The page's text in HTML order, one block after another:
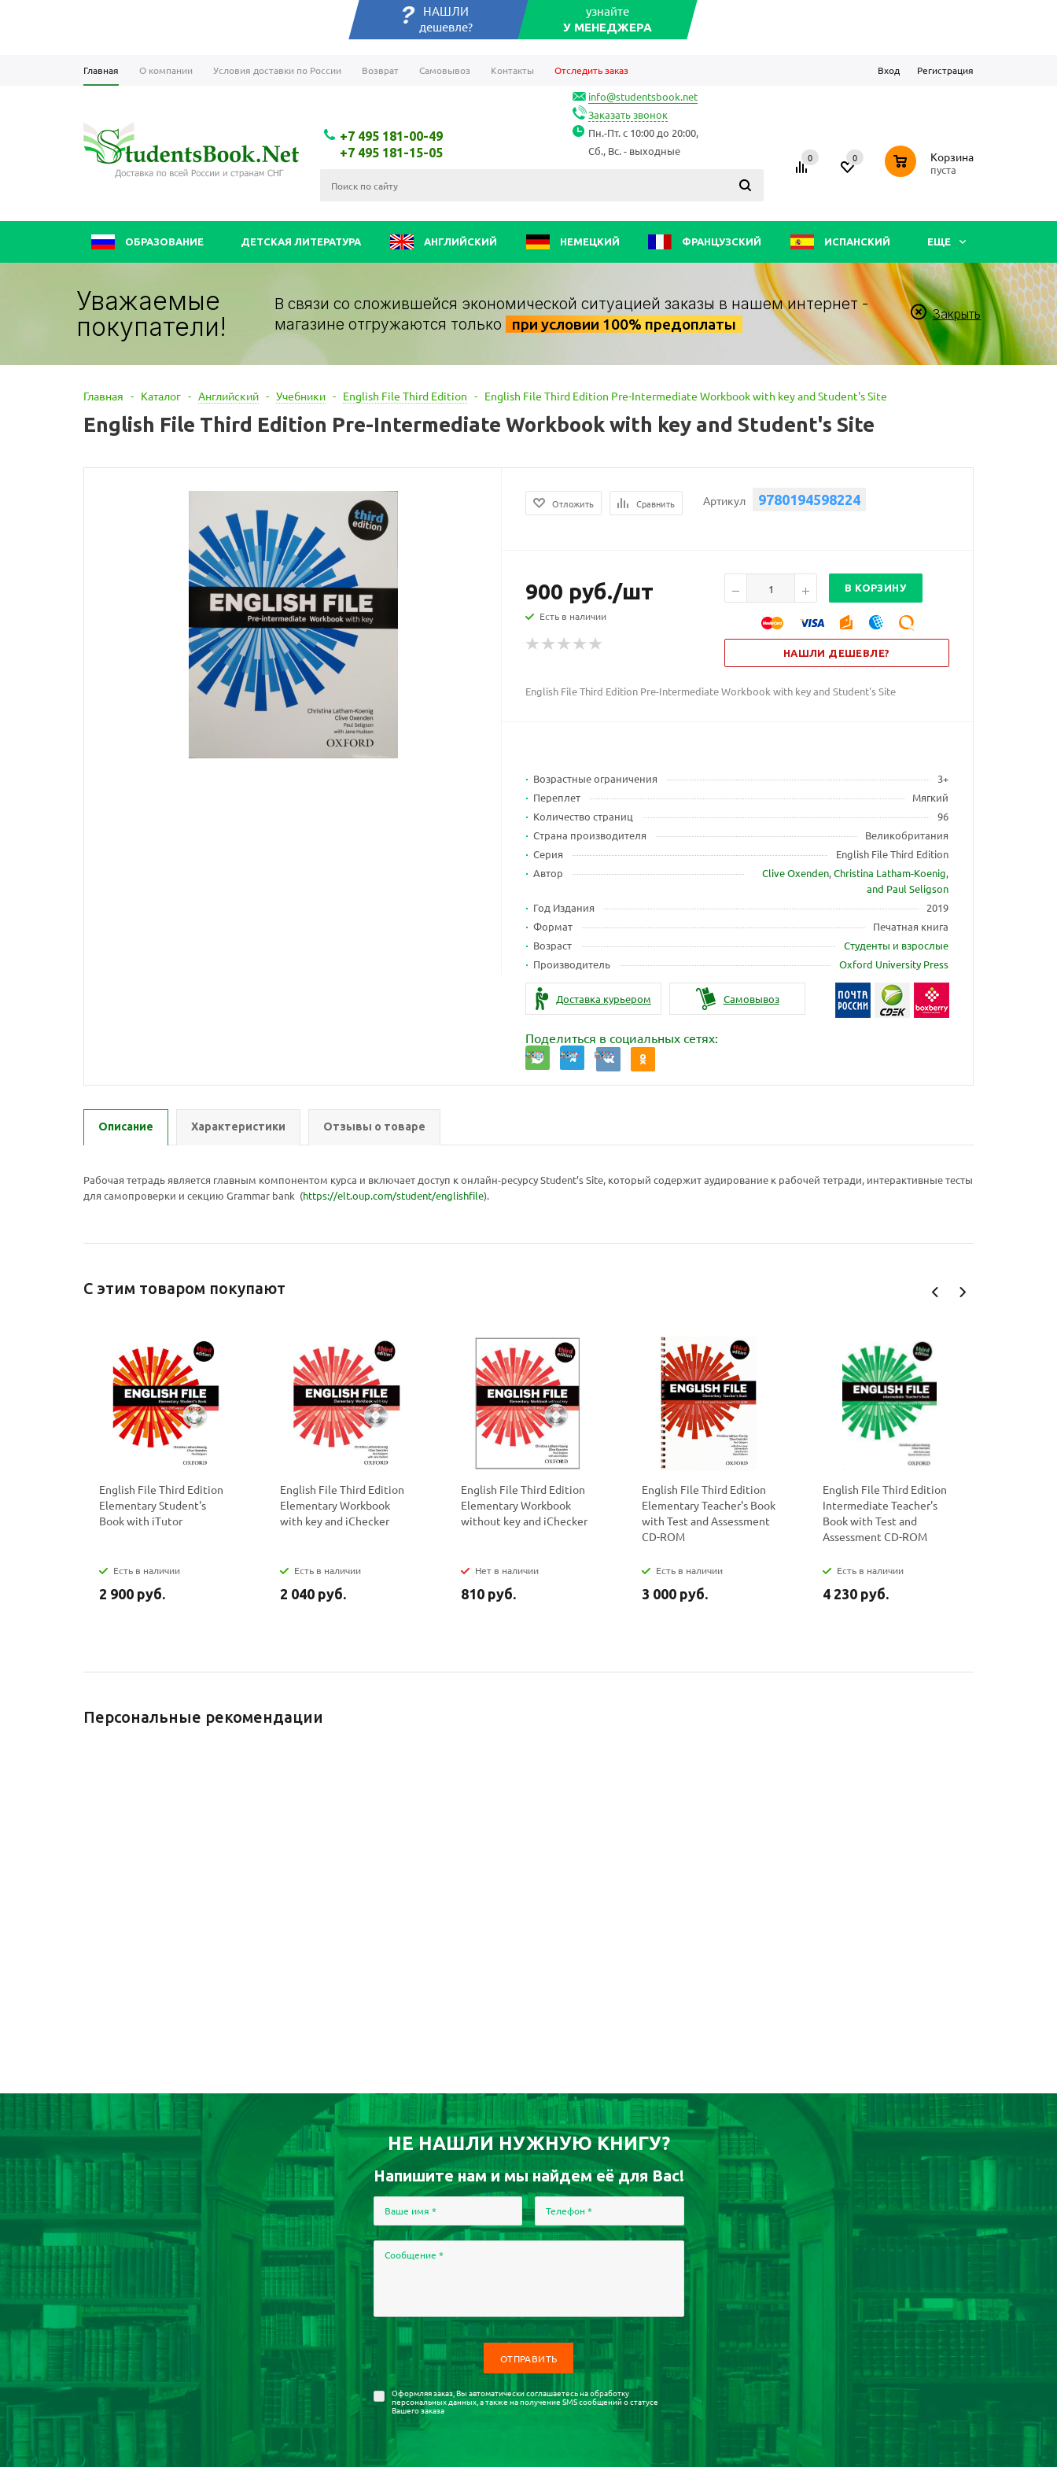
НАШЛИ
дешевле?
узнайте
У МЕНЕДЖЕРА
Главная О компании Условия доставки по России Возврат Самовывоз Контакты Отследить заказ Вход Регистрация
+7 495 181-00-49
+7 495 181-15-05
info@studentsbook.net
Заказать звонок
Пн.-Пт. с 10:00 до 20:00,
Сб., Вс. - выходные
0 0 0 Корзина
пуста
ОБРАЗОВАНИЕ ДЕТСКАЯ ЛИТЕРАТУРА АНГЛИЙСКИЙ НЕМЕЦКИЙ ФРАНЦУЗСКИЙ ИСПАНСКИЙ ЕЩЕ
Уважаемые
покупатели!
В связи со сложившейся экономической ситуацией заказы в нашем интернет -
магазине отгружаются только
при условии 100% предоплаты
Закрыть
Главная - Каталог - Английский - Учебники - English File Third Edition - English File Third Edition Pre-Intermediate Workbook with key and Student's Site
English File Third Edition Pre-Intermediate Workbook with key and Student's Site
Отложить Сравнить Артикул 9780194598224
900 руб./шт
Есть в наличии
В КОРЗИНУ
НАШЛИ ДЕШЕВЛЕ?
English File Third Edition Pre-Intermediate Workbook with key and Student's Site
Возрастные ограничения
3+
Переплет
Мягкий
Количество страниц
96
Страна производителя
Великобритания
Серия
English File Third Edition
Автор
Clive Oxenden,Christina Latham-Koenig,
and Paul Seligson
Год Издания
2019
Формат
Печатная книга
Возраст
Студенты и взрослые
Производитель
Oxford University Press
Доставка курьером Самовывоз
Поделиться в социальных сетях:
Описание Характеристики Отзывы о товаре
Рабочая тетрадь является главным компонентом курса и включает доступ к онлайн-ресурсу Student’s Site, который содержит аудирование к рабочей тетради, интерактивные тесты
для самопроверки и секцию Grammar bank (https://elt.oup.com/student/englishfile).
С этим товаром покупают
English File Third Edition
Elementary Student's
Book with iTutor
Есть в наличии
2 900 руб.
English File Third Edition
Elementary Workbook
with key and iChecker
Есть в наличии
2 040 руб.
English File Third Edition
Elementary Workbook
without key and iChecker
Нет в наличии
810 руб.
English File Third Edition
Elementary Teacher's Book
with Test and Assessment
CD-ROM
Есть в наличии
3 000 руб.
English File Third Edition
Intermediate Teacher's
Book with Test and
Assessment CD-ROM
Есть в наличии
4 230 руб.
Персональные рекомендации
НЕ НАШЛИ НУЖНУЮ КНИГУ?
Напишите нам и мы найдем её для Вас!
Ваше имя * Телефон *
Сообщение *
Оформляя заказ, Вы автоматически соглашаетесь наобработку
персональных данных, а также на получение SMS сообщений о статусе
Вашего заказа
политикой
конфидициальности
политикой
конфидициальности